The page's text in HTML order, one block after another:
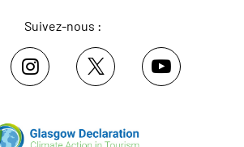
Suivez-nous :